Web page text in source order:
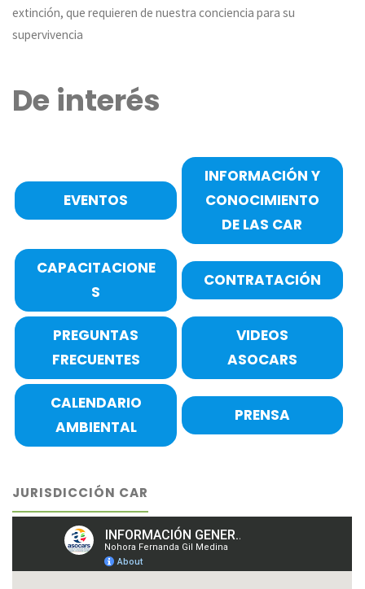
extinción, que requieren de nuestra conciencia para su
supervivencia
De interés
EVENTOS
INFORMACIÓN Y
CONOCIMIENTO
DE LAS CAR
CAPACITACIONE
S
CONTRATACIÓN
PREGUNTAS
FRECUENTES
VIDEOS
ASOCARS
CALENDARIO
AMBIENTAL
PRENSA
JURISDICCIÓN CAR